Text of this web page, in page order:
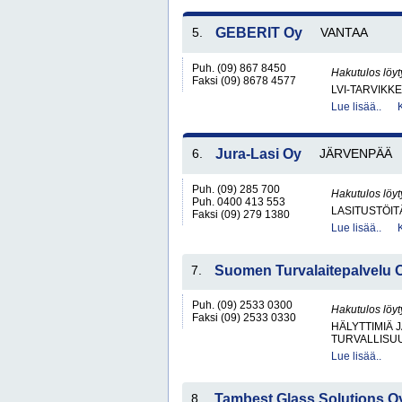
5. GEBERIT Oy VANTAA
Puh. (09) 867 8450
Faksi (09) 8678 4577
Hakutulos
LVI-
Lue lisää..
6. Jura-Lasi Oy JÄRVENPÄÄ
Puh. (09) 285 700
Puh. 0400 413 553
Faksi (09) 279 1380
Hakutulos
Lue lisää..
7. Suomen Turvalaitepalvelu
Puh. (09) 2533 0300
Faksi (09) 2533 0330
Hakutulos
HÄLYTTIMIÄ
Lue lisää..
8. Tambest Glass Solutions